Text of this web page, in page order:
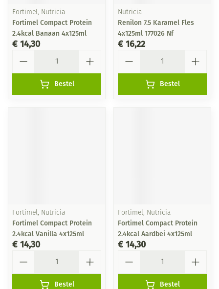
Fortimel, Nutricia
Fortimel Compact Protein
2.4kcal Banaan 4x125ml
€ 14,30
Bestel
Nutricia
Renilon 7.5 Karamel Fles
4x125ml 177026 Nf
€ 16,22
Bestel
Fortimel, Nutricia
Fortimel Compact Protein
2.4kcal Vanilla 4x125ml
€ 14,30
Bestel
Fortimel, Nutricia
Fortimel Compact Protein
2.4kcal Aardbei 4x125ml
€ 14,30
Bestel